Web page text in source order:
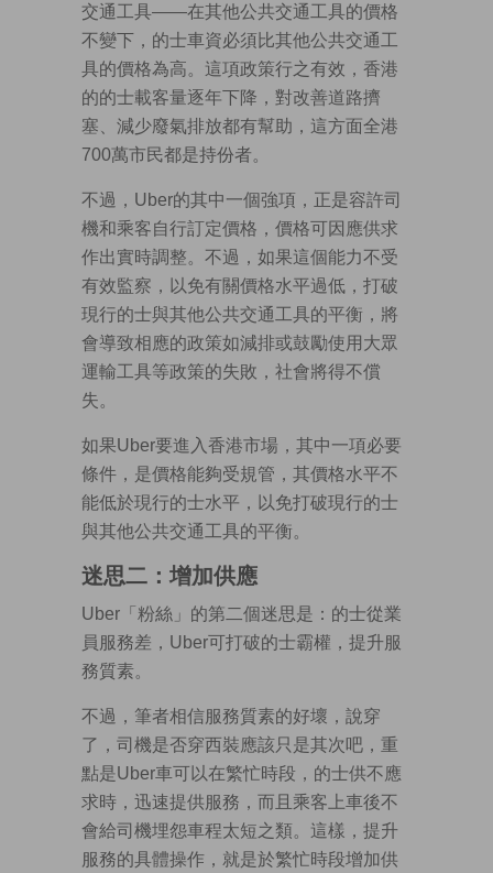
交通工具——在其他公共交通工具的價格
不變下，的士車資必須比其他公共交通工
具的價格為高。這項政策行之有效，香港
的的士載客量逐年下降，對改善道路擠
塞、減少廢氣排放都有幫助，這方面全港
700萬市民都是持份者。
不過，Uber的其中一個強項，正是容許司
機和乘客自行訂定價格，價格可因應供求
作出實時調整。不過，如果這個能力不受
有效監察，以免有關價格水平過低，打破
現行的士與其他公共交通工具的平衡，將
會導致相應的政策如減排或鼓勵使用大眾
運輸工具等政策的失敗，社會將得不償
失。
如果Uber要進入香港市場，其中一項必要
條件，是價格能夠受規管，其價格水平不
能低於現行的士水平，以免打破現行的士
與其他公共交通工具的平衡。
迷思二：增加供應
Uber「粉絲」的第二個迷思是：的士從業
員服務差，Uber可打破的士霸權，提升服
務質素。
不過，筆者相信服務質素的好壞，說穿
了，司機是否穿西裝應該只是其次吧，重
點是Uber車可以在繁忙時段，的士供不應
求時，迅速提供服務，而且乘客上車後不
會給司機埋怨車程太短之類。這樣，提升
服務的具體操作，就是於繁忙時段增加供